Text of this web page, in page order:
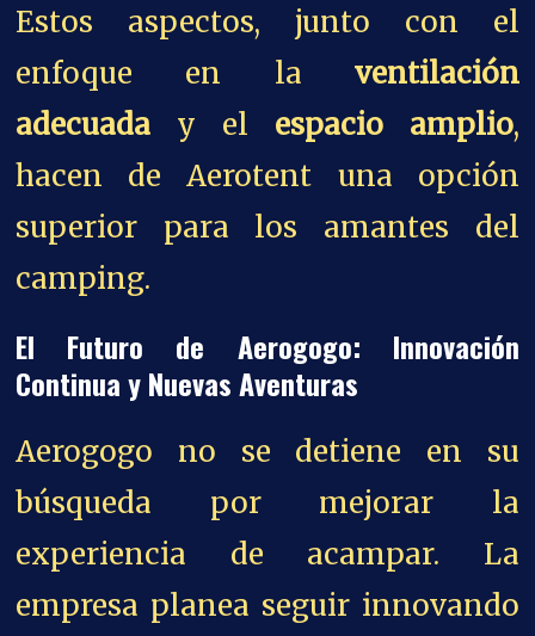
Estos aspectos, junto con el
enfoque en la ventilación
adecuada y el espacio amplio,
hacen de Aerotent una opción
superior para los amantes del
camping.
El Futuro de Aerogogo: Innovación
Continua y Nuevas Aventuras
Aerogogo no se detiene en su
búsqueda por mejorar la
experiencia de acampar. La
empresa planea seguir innovando